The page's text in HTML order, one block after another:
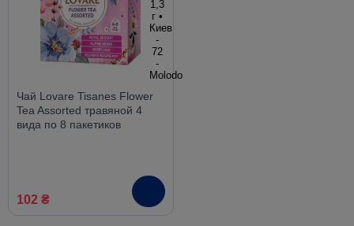
Чай Lovare Tisanes Flower
Tea Assorted травяной 4
вида по 8 пакетиков
102 ₴